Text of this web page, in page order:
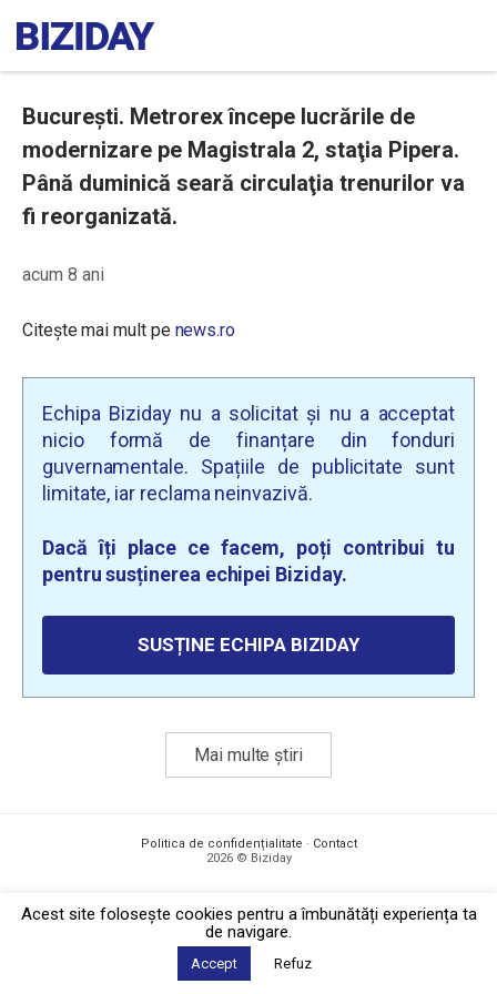
București. Metrorex începe lucrările de
modernizare pe Magistrala 2, staţia Pipera.
Până duminică seară circulaţia trenurilor va
fi reorganizată.
acum 8 ani
Citește mai mult pe news.ro
Echipa Biziday nu a solicitat și nu a acceptat
nicio formă de finanțare din fonduri
guvernamentale. Spațiile de publicitate sunt
limitate, iar reclama neinvazivă.
Dacă îți place ce facem, poți contribui tu
pentru susținerea echipei Biziday.
SUSȚINE ECHIPA BIZIDAY
Mai multe știri
Politica de confidențialitate · Contact
2026 © Biziday
Acest site foloseşte cookies pentru a îmbunătăți experiența ta
de navigare.
Accept Refuz